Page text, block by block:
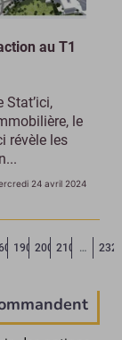
au T1
Stat’ici,
le
révèle les
24 avril 2024
190 200 210 … 232